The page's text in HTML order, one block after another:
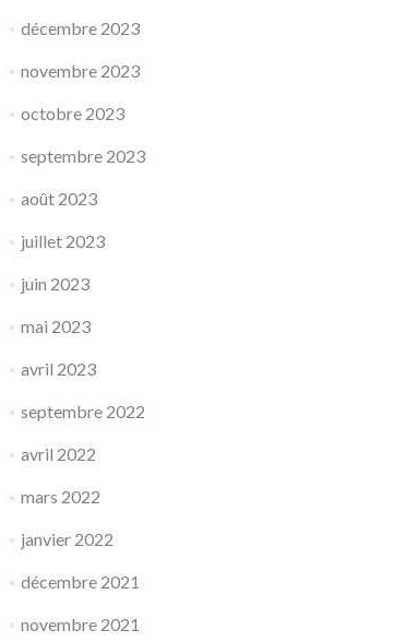
décembre 2023
novembre 2023
octobre 2023
septembre 2023
août 2023
juillet 2023
juin 2023
mai 2023
avril 2023
septembre 2022
avril 2022
mars 2022
janvier 2022
décembre 2021
novembre 2021